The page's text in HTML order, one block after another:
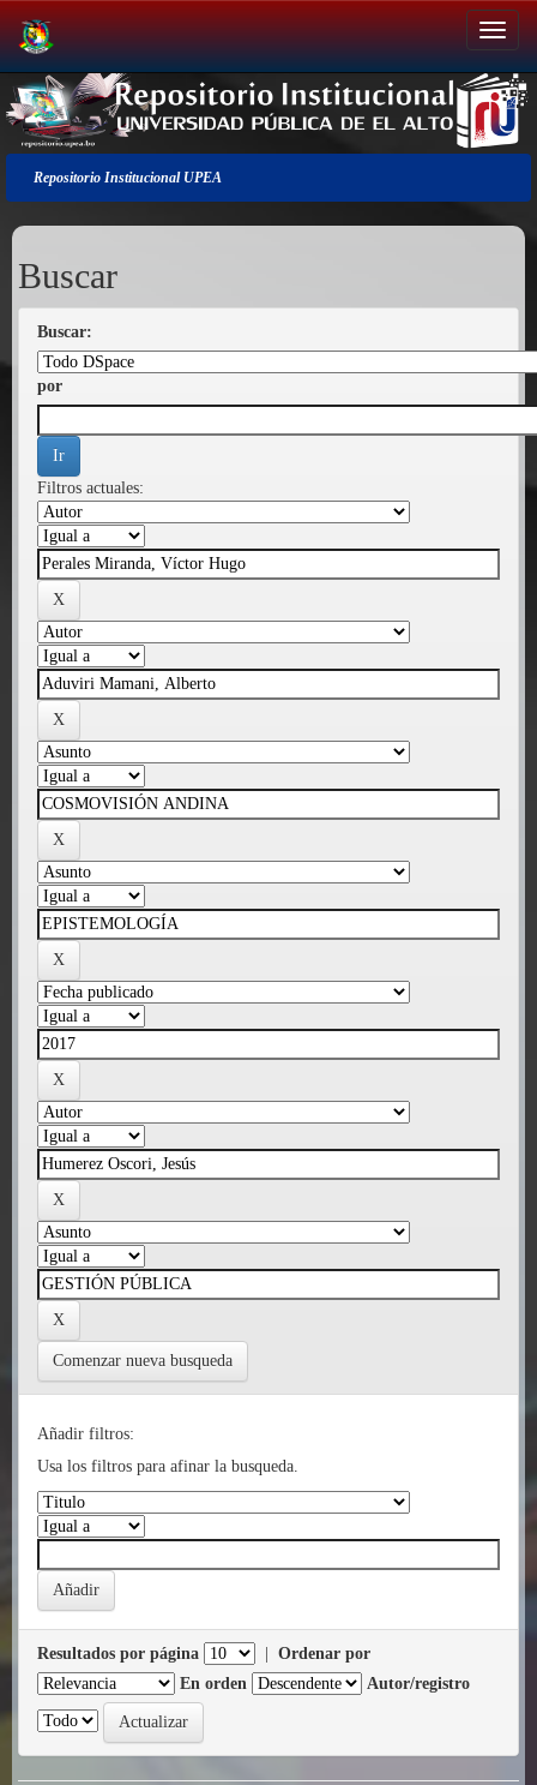
Salir
de
la
navegación
Repositorio Institucional UPEA
Buscar
Buscar:
por
Filtros actuales:
Comenzar nueva busqueda
Añadir filtros:
Usa los filtros para afinar la busqueda.
Resultados por página
Ordenar por
En orden
Autor/registro